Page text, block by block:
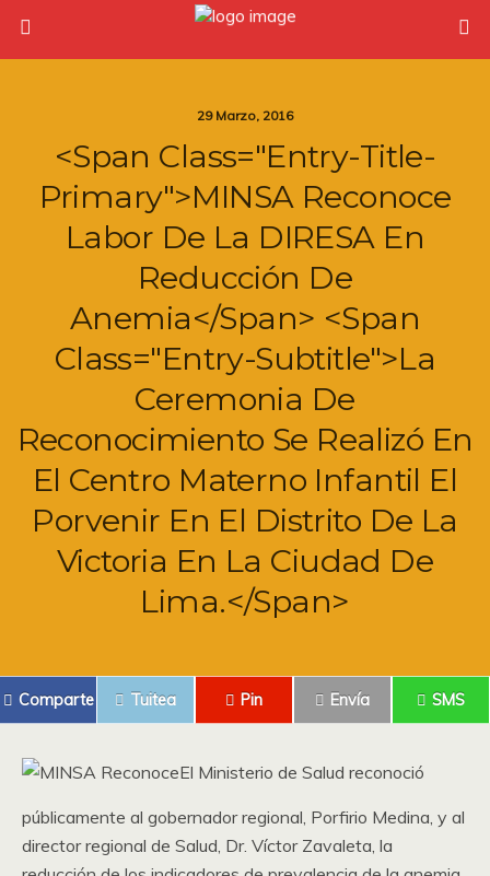
29 Marzo, 2016
<span Class="entry-Title-
Primary">MINSA Reconoce
Labor De La DIRESA En
Reducción De
Anemia</span> <span
Class="entry-Subtitle">La
Ceremonia De
Reconocimiento Se Realizó En
El Centro Materno Infantil El
Porvenir En El Distrito De La
Victoria En La Ciudad De
Lima.</span>
Comparte Tuitea Pin Envía SMS
El Ministerio de Salud reconoció
públicamente al gobernador regional, Porfirio Medina, y al
director regional de Salud, Dr. Víctor Zavaleta, la